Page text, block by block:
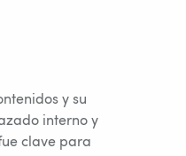
y su
interno y
clave para